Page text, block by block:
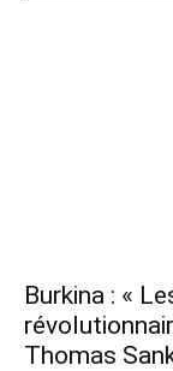
Burkina : «
Thomas